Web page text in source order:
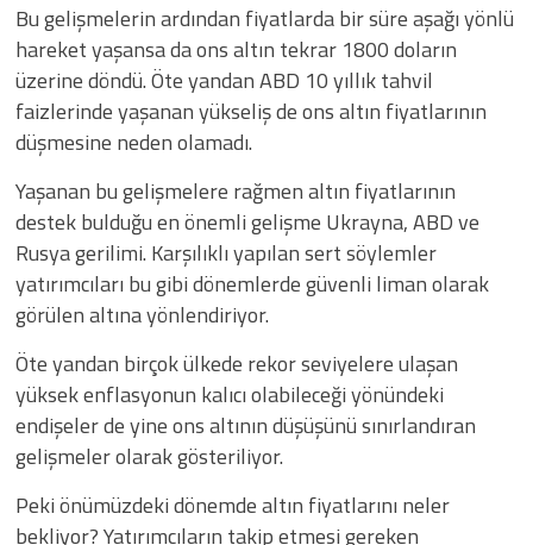
Bu gelişmelerin ardından fiyatlarda bir süre aşağı yönlü
hareket yaşansa da ons altın tekrar 1800 doların
üzerine döndü. Öte yandan ABD 10 yıllık tahvil
faizlerinde yaşanan yükseliş de ons altın fiyatlarının
düşmesine neden olamadı.
Yaşanan bu gelişmelere rağmen altın fiyatlarının
destek bulduğu en önemli gelişme Ukrayna, ABD ve
Rusya gerilimi. Karşılıklı yapılan sert söylemler
yatırımcıları bu gibi dönemlerde güvenli liman olarak
görülen altına yönlendiriyor.
Öte yandan birçok ülkede rekor seviyelere ulaşan
yüksek enflasyonun kalıcı olabileceği yönündeki
endişeler de yine ons altının düşüşünü sınırlandıran
gelişmeler olarak gösteriliyor.
Peki önümüzdeki dönemde altın fiyatlarını neler
bekliyor? Yatırımcıların takip etmesi gereken